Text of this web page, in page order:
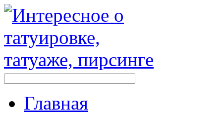
Главная